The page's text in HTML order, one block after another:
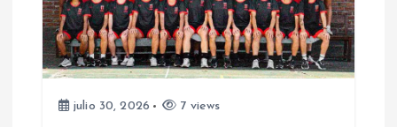
julio 30, 2026 7 views